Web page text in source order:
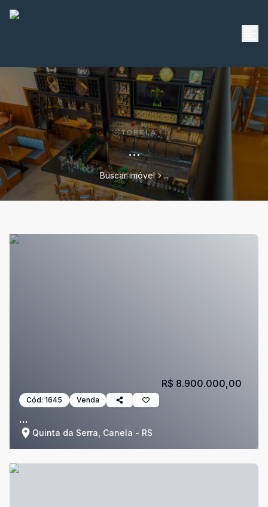
...
Buscar imóvel ...
Cód: 1645 Venda
...
Quinta da Serra, Canela - RS
R$ 8.900.000,00